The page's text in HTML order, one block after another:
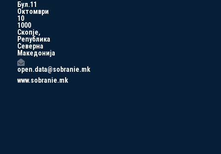
Бул.11
Октомври
10
1000
Скопје,
Република
Северна
Македонија
open.data@sobranie.mk
www.sobranie.mk